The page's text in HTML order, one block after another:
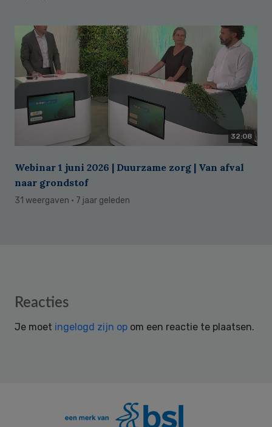
32:08
Webinar 1 juni 2026 | Duurzame zorg | Van afval
naar grondstof
31 weergaven · 7 jaar geleden
Reader
Reacties
Je moet ingelogd zijn op om een reactie te plaatsen.